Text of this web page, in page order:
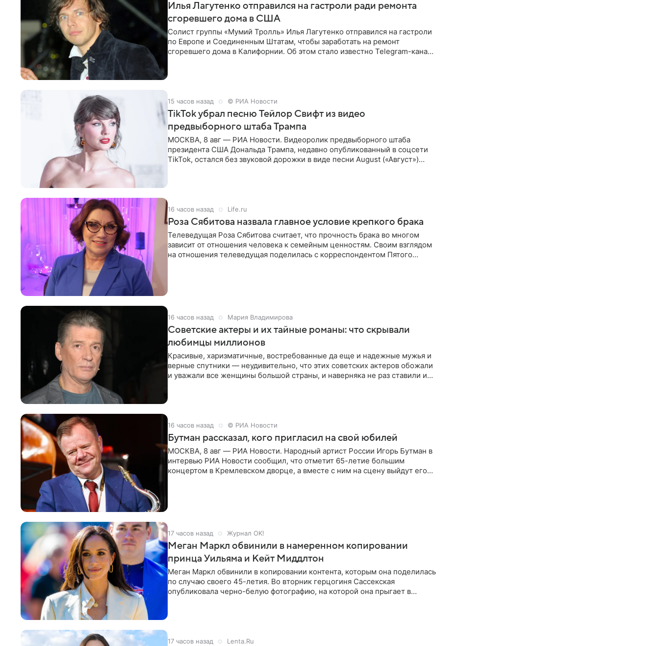
Илья Лагутенко отправился на гастроли ради ремонта
сгоревшего дома в США
Солист группы «Мумий Тролль» Илья Лагутенко отправился на гастроли
по Европе и Соединенным Штатам, чтобы заработать на ремонт
сгоревшего дома в Калифорнии. Об этом стало известно Telegram-каналу
15 часов назад © РИА Новости
TikTok убрал песню Тейлор Свифт из видео
предвыборного штаба Трампа
МОСКВА, 8 авг — РИА Новости. Видеоролик предвыборного штаба
президента США Дональда Трампа, недавно опубликованный в соцсети
TikTok, остался без звуковой дорожки в виде песни August («Август»)
16 часов назад Life.ru
Роза Сябитова назвала главное условие крепкого брака
Телеведущая Роза Сябитова считает, что прочность брака во многом
зависит от отношения человека к семейным ценностям. Своим взглядом
на отношения телеведущая поделилась с корреспондентом Пятого
16 часов назад Мария Владимирова
Советские актеры и их тайные романы: что скрывали
любимцы миллионов
Красивые, харизматичные, востребованные да еще и надежные мужья и
верные спутники — неудивительно, что этих советских актеров обожали
и уважали все женщины большой страны, и наверняка не раз ставили их
16 часов назад © РИА Новости
Бутман рассказал, кого пригласил на свой юбилей
МОСКВА, 8 авг — РИА Новости. Народный артист России Игорь Бутман в
интервью РИА Новости сообщил, что отметит 65-летие большим
концертом в Кремлевском дворце, а вместе с ним на сцену выйдут его
17 часов назад Журнал OK!
Меган Маркл обвинили в намеренном копировании
принца Уильяма и Кейт Миддлтон
Меган Маркл обвинили в копировании контента, которым она поделилась
по случаю своего 45-летия. Во вторник герцогиня Сассекская
опубликовала черно-белую фотографию, на которой она прыгает в
17 часов назад Lenta.Ru